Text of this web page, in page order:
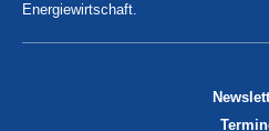
Energiewirtschaft.